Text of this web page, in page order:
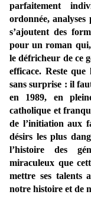
parfaitement
ordonnée, analyses
s’ajoutent des
pour un roman qui,
le défricheur de ce
efficace. Reste que
sans surprise : il
en 1989, en
catholique et
de l’initiation aux
désirs les plus
l’histoire des
miraculeux que
mettre ses talents
notre histoire et de